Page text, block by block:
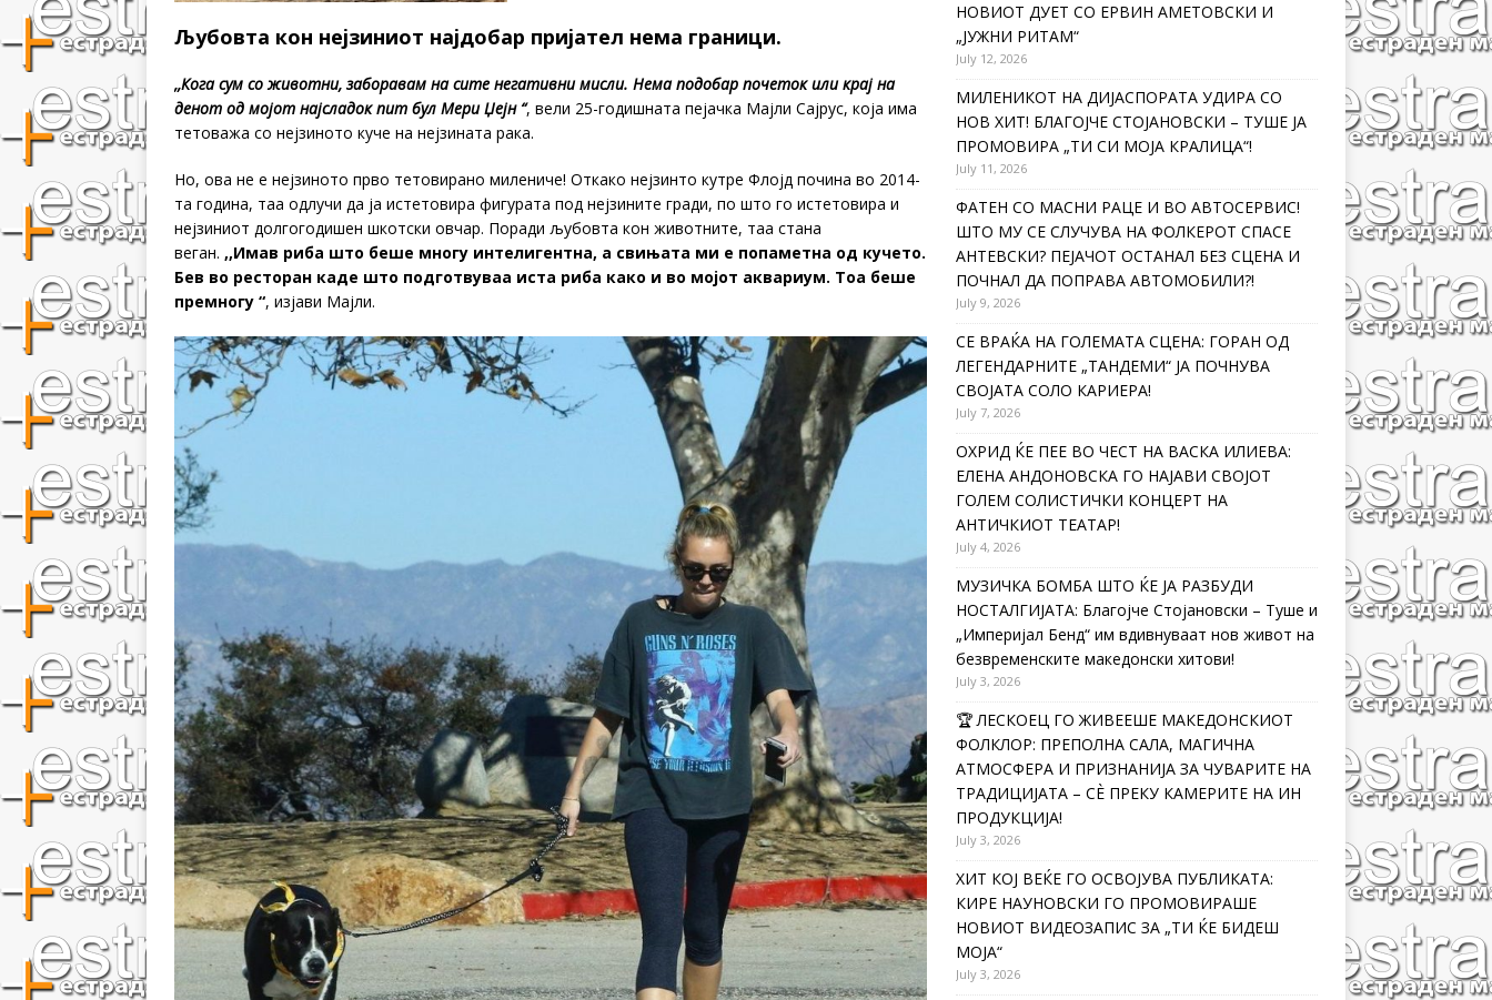
Љубовта кон нејзиниот најдобар пријател нема граници.
,,Кога сум со животни, заборавам на сите негативни мисли. Нема подобар почеток или крај на
денот од мојот најсладок пит бул Мери Џејн “, вели 25-годишната пејачка Мајли Сајрус, која има
тетоважа со нејзиното куче на нејзината рака.
Но, ова не е нејзиното прво тетовирано милениче! Откако нејзинто кутре Флојд почина во 2014-
та година, таа одлучи да ја истетовира фигурата под нејзините гради, по што го истетовира и
нејзиниот долгогодишен шкотски овчар. Поради љубовта кон животните, таа стана
веган. ,,Имав риба што беше многу интелигентна, а свињата ми е попаметна од кучето.
Бев во ресторан каде што подготвуваа иста риба како и во мојот аквариум. Тоа беше
премногу “, изјави Мајли.
НОВИОТ ДУЕТ СО ЕРВИН АМЕТОВСКИ И
„ЈУЖНИ РИТАМ“
July 12, 2026
МИЛЕНИКОТ НА ДИЈАСПОРАТА УДИРА СО
НОВ ХИТ! БЛАГОЈЧЕ СТОЈАНОВСКИ – ТУШЕ ЈА
ПРОМОВИРА „ТИ СИ МОЈА КРАЛИЦА“!
July 11, 2026
ФАТЕН СО МАСНИ РАЦЕ И ВО АВТОСЕРВИС!
ШТО МУ СЕ СЛУЧУВА НА ФОЛКЕРОТ СПАСЕ
АНТЕВСКИ? ПЕЈАЧОТ ОСТАНАЛ БЕЗ СЦЕНА И
ПОЧНАЛ ДА ПОПРАВА АВТОМОБИЛИ?!
July 9, 2026
СЕ ВРАЌА НА ГОЛЕМАТА СЦЕНА: ГОРАН ОД
ЛЕГЕНДАРНИТЕ „ТАНДЕМИ“ ЈА ПОЧНУВА
СВОЈАТА СОЛО КАРИЕРА!
July 7, 2026
ОХРИД ЌЕ ПЕЕ ВО ЧЕСТ НА ВАСКА ИЛИЕВА:
ЕЛЕНА АНДОНОВСКА ГО НАЈАВИ СВОЈОТ
ГОЛЕМ СОЛИСТИЧКИ КОНЦЕРТ НА
АНТИЧКИОТ ТЕАТАР!
July 4, 2026
МУЗИЧКА БОМБА ШТО ЌЕ ЈА РАЗБУДИ
НОСТАЛГИЈАТА: Благојче Стојановски – Туше и
„Империјал Бенд“ им вдивнуваат нов живот на
безвременските македонски хитови!
July 3, 2026
🏆 ЛЕСКОЕЦ ГО ЖИВЕЕШЕ МАКЕДОНСКИОТ
ФОЛКЛОР: ПРЕПОЛНА САЛА, МАГИЧНА
АТМОСФЕРА И ПРИЗНАНИЈА ЗА ЧУВАРИТЕ НА
ТРАДИЦИЈАТА – СÈ ПРЕКУ КАМЕРИТЕ НА ИН
ПРОДУКЦИЈА!
July 3, 2026
ХИТ КОЈ ВЕЌЕ ГО ОСВОЈУВА ПУБЛИКАТА:
КИРЕ НАУНОВСКИ ГО ПРОМОВИРАШЕ
НОВИОТ ВИДЕОЗАПИС ЗА „ТИ ЌЕ БИДЕШ
МОЈА“
July 3, 2026